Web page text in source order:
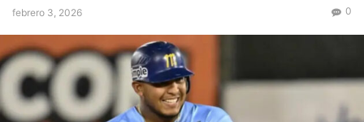
febrero 3, 2026 0